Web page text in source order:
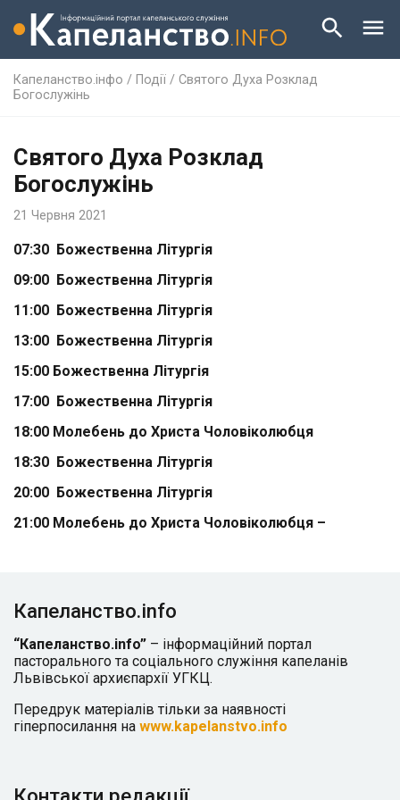
Капеланство.інфо / Події / Святого Духа Розклад
Богослужінь
Святого Духа Розклад
Богослужінь
21 Червня 2021
07:30 Божественна Літургія
09:00 Божественна Літургія
11:00 Божественна Літургія
13:00 Божественна Літургія
15:00 Божественна Літургія
17:00 Божественна Літургія
18:00 Молебень до Христа Чоловіколюбця
18:30 Божественна Літургія
20:00 Божественна Літургія
21:00 Молебень до Христа Чоловіколюбця –
Капеланство.info
“Капеланство.info” – інформаційний портал
пасторального та соціального служіння капеланів
Львівської архиєпархії УГКЦ.
Передрук матеріалів тільки за наявності
гіперпосилання на www.kapelanstvo.info
Контакти редакції